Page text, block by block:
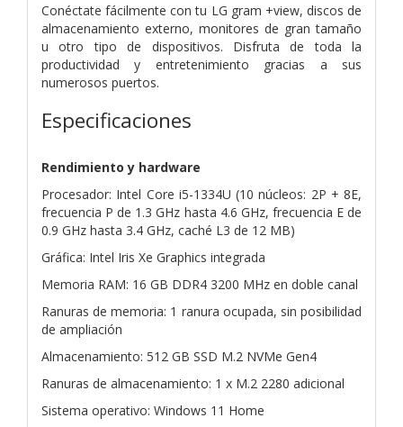
Conéctate fácilmente con tu LG gram +view, discos de
almacenamiento externo, monitores de gran tamaño
u otro tipo de dispositivos. Disfruta de toda la
productividad y entretenimiento gracias a sus
numerosos puertos.
Especificaciones
Rendimiento y hardware
Procesador: Intel Core i5-1334U (10 núcleos: 2P + 8E,
frecuencia P de 1.3 GHz hasta 4.6 GHz, frecuencia E de
0.9 GHz hasta 3.4 GHz, caché L3 de 12 MB)
Gráfica: Intel Iris Xe Graphics integrada
Memoria RAM: 16 GB DDR4 3200 MHz en doble canal
Ranuras de memoria: 1 ranura ocupada, sin posibilidad
de ampliación
Almacenamiento: 512 GB SSD M.2 NVMe Gen4
Ranuras de almacenamiento: 1 x M.2 2280 adicional
Sistema operativo: Windows 11 Home